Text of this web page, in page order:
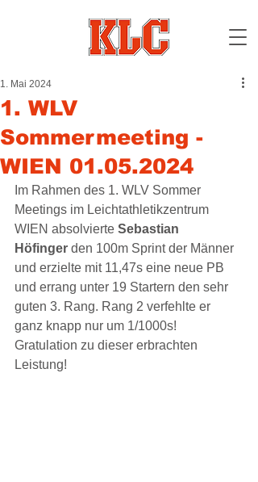
1. WLV
Sommermeeting -
WIEN 01.05.2024
1. Mai 2024
Im Rahmen des 1. WLV Sommer
Meetings im Leichtathletikzentrum
WIEN absolvierte Sebastian
Höfinger den 100m Sprint der Männer
und erzielte mit 11,47s eine neue PB
und errang unter 19 Startern den sehr
guten 3. Rang. Rang 2 verfehlte er
ganz knapp nur um 1/1000s!
Gratulation zu dieser erbrachten
Leistung!